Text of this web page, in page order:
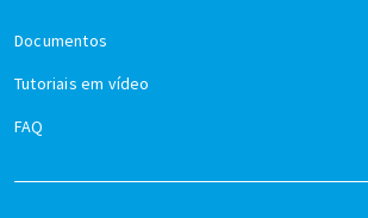
Documentos
Tutoriais em vídeo
FAQ